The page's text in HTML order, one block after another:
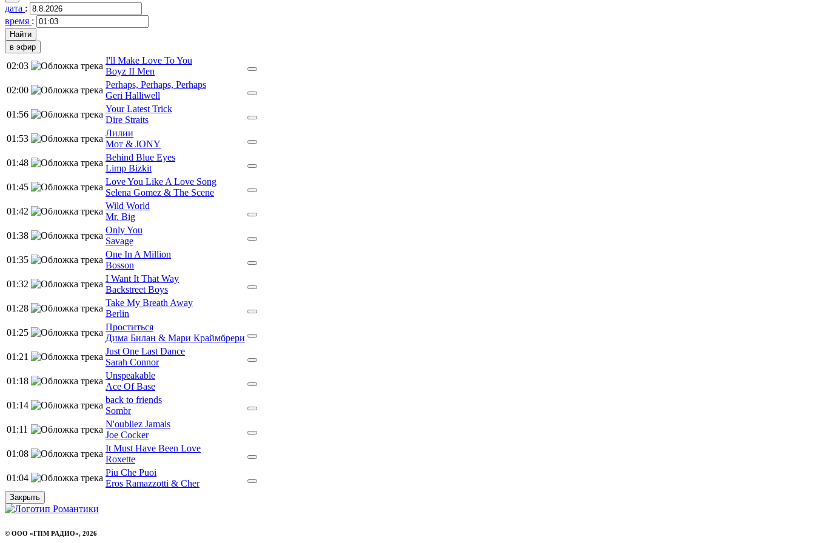
дата :
время :
в эфир
02:03
I'll Make Love To You
Boyz II Men
02:00
Perhaps, Perhaps, Perhaps
Geri Halliwell
01:56
Your Latest Trick
Dire Straits
01:53
Лилии
Мот & JONY
01:48
Behind Blue Eyes
Limp Bizkit
01:45
Love You Like A Love Song
Selena Gomez & The Scene
01:42
Wild World
Mr. Big
01:38
Only You
Savage
01:35
One In A Million
Bosson
01:32
I Want It That Way
Backstreet Boys
01:28
Take My Breath Away
Berlin
01:25
Проститься
Дима Билан & Мари Краймбрери
01:21
Just One Last Dance
Sarah Connor
01:18
Unspeakable
Ace Of Base
01:14
back to friends
Sombr
01:11
N'oubliez Jamais
Joe Cocker
01:08
It Must Have Been Love
Roxette
01:04
Piu Che Puoi
Eros Ramazzotti & Cher
Закрыть
© ООО «ГПМ РАДИО», 2026